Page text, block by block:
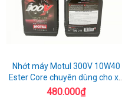
Nhớt máy Motul 300V 10W40
Ester Core chuyên dùng cho xe
mô tô phân khối lớn
480.000₫